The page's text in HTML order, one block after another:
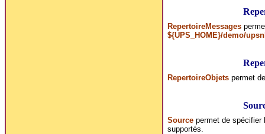
RepertoireMessages
${UPS_HOME}/demo/
RepertoireObjetspermet
Sourcepermet de spécifier
supportés.